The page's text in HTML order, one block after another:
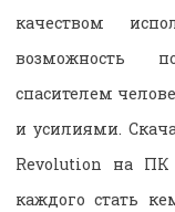
качеством
возможность
спасителем
и усилиями.
Revolution на ПК
каждого стать